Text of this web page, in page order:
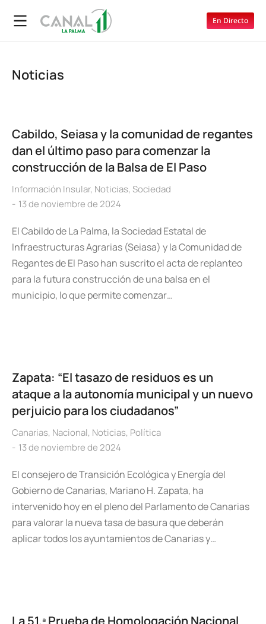
En Directo
Noticias
Cabildo, Seiasa y la comunidad de regantes
dan el último paso para comenzar la
construcción de la Balsa de El Paso
Información Insular, Noticias, Sociedad
13 de noviembre de 2024
El Cabildo de La Palma, la Sociedad Estatal de
Infraestructuras Agrarias (Seiasa) y la Comunidad de
Regantes de El Paso han suscrito el acta de replanteo
para la futura construcción de una balsa en el
municipio, lo que permite comenzar…
Zapata: “El tasazo de residuos es un
ataque a la autonomía municipal y un nuevo
perjuicio para los ciudadanos”
Canarias, Nacional, Noticias, Política
13 de noviembre de 2024
El consejero de Transición Ecológica y Energía del
Gobierno de Canarias, Mariano H. Zapata, ha
intervenido hoy en el pleno del Parlamento de Canarias
para valorar la nueva tasa de basura que deberán
aplicar todos los ayuntamientos de Canarias y…
La 51.ª Prueba de Homologación Nacional